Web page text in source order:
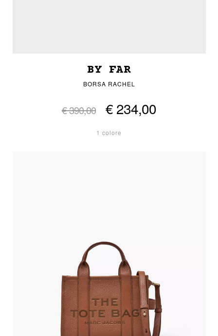
BY FAR
BORSA RACHEL
€ 390,00 € 234,00
1 colore